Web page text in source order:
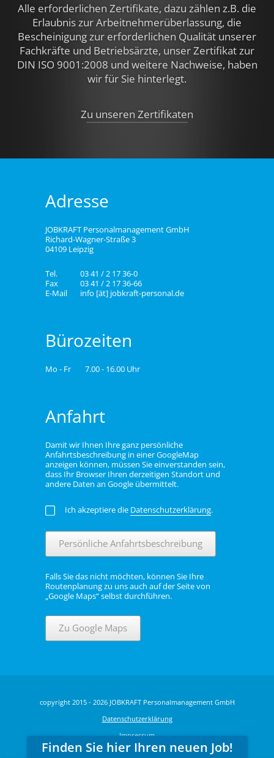
Alle erforderlichen Zertifikate, dazu zählen z.B. die
Erlaubnis zur Arbeitnehmerüberlassung, die
Bescheinigung zur erforderlichen Qualität unserer
Fachkräfte und Betriebsärzte, unser Zertifikat zur
DIN ISO 9001:2008 und weitere Nachweise, haben
wir für Sie hinterlegt.
Zu unseren Zertifikaten
Adresse
JOBKRAFT Personalmanagement GmbH
Richard-Wagner-Straße 3
04109 Leipzig
Tel.
03 41 / 2 17 36-0
Fax
03 41 / 2 17 36-66
E-Mail
info [ät] jobkraft-personal.de
Bürozeiten
Mo - Fr 7.00 - 16.00 Uhr
Anfahrt
Damit wir Ihnen Ihre ganz persönliche
Anfahrtsbeschreibung in einer GoogleMap
anzeigen können, müssen Sie einverstanden sein,
dass Ihr Browser Ihren derzeitigen Standort und
andere Daten an Google übermittelt.
Ich akzeptiere die Datenschutzerklärung.
Persönliche Anfahrtsbeschreibung
Falls Sie das nicht möchten, können Sie Ihre
Routenplanung zu uns auch auf der Seite von
„Google Maps“ selbst durchführen.
Zu Google Maps
copyright 2015 - 2026 JOBKRAFT Personalmanagement GmbH
Datenschutzerklärung
Impressum
Finden Sie hier Ihren neuen Job!